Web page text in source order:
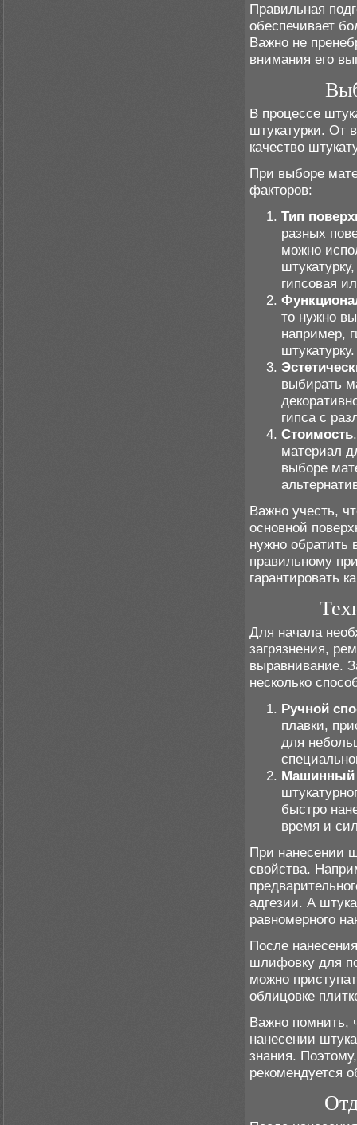
Правильная
обеспечивает
Важно не
внимания его
В процессе
штукатурки. От
качество
При выборе
факторов:
Тип
разных
можно
гипсовая
то нужно
например,
штукатурку.
выбирать
гипса с
Стоимость
материал
выборе
Важно учесть,
основной
нужно обратить
правильному
гарантировать
Для начала
загрязнения,
выравнивание.
несколько
Ручной
плавки,
для
Машинный
быстро
время и
При нанесении
свойства.
адгезии. А
равномерного
После
шлифовку для
можно
облицовке
Важно помнить,
нанесении
знания.
рекомендуется